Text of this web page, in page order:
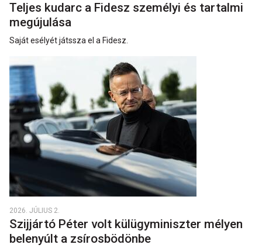
Teljes kudarc a Fidesz személyi és tartalmi
megújulása
Saját esélyét játssza el a Fidesz.
2026. JÚLIUS 2.
Szijjártó Péter volt külügyminiszter mélyen
belenyúlt a zsírosbödönbe